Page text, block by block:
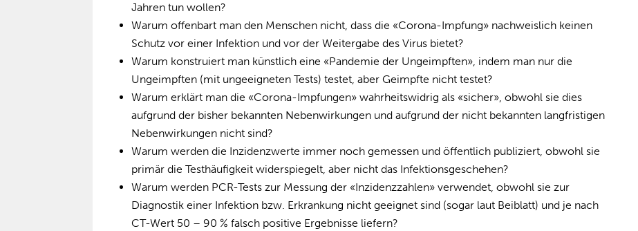
Jahren tun wollen?
Warum offenbart man den Menschen nicht, dass die «Corona-Impfung» nachweislich keinen
Schutz vor einer Infektion und vor der Weitergabe des Virus bietet?
Warum konstruiert man künstlich eine «Pandemie der Ungeimpften», indem man nur die
Ungeimpften (mit ungeeigneten Tests) testet, aber Geimpfte nicht testet?
Warum erklärt man die «Corona-Impfungen» wahrheitswidrig als «sicher», obwohl sie dies
aufgrund der bisher bekannten Nebenwirkungen und aufgrund der nicht bekannten langfristigen
Nebenwirkungen nicht sind?
Warum werden die Inzidenzwerte immer noch gemessen und öffentlich publiziert, obwohl sie
primär die Testhäufigkeit widerspiegelt, aber nicht das Infektionsgeschehen?
Warum werden PCR-Tests zur Messung der «Inzidenzzahlen» verwendet, obwohl sie zur
Diagnostik einer Infektion bzw. Erkrankung nicht geeignet sind (sogar laut Beiblatt) und je nach
CT-Wert 50 – 90 % falsch positive Ergebnisse liefern?